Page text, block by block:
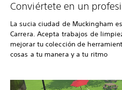
Conviértete en un
La sucia ciudad de Muckingham
Carrera. Acepta trabajos de
mejorar tu colección de
cosas a tu manera y a tu ritmo